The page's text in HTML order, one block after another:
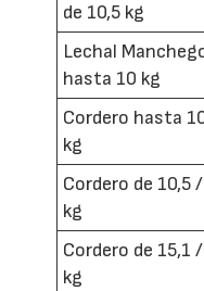
de 10,5 kg
Lechal
hasta 10 kg
Cordero hasta
kg
Cordero de 10,5
kg
Cordero de 15,1
kg